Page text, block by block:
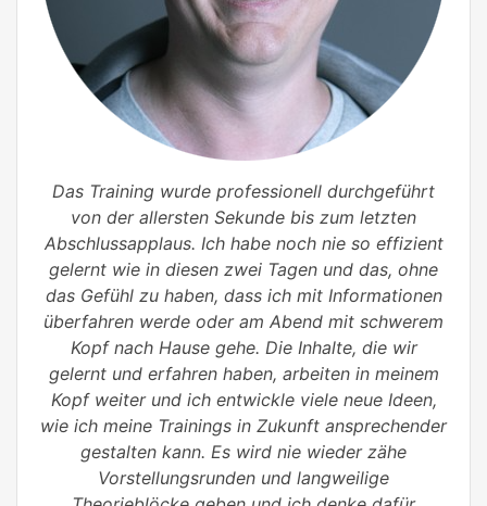
Das Training wurde professionell durchgeführt
von der allersten Sekunde bis zum letzten
Abschlussapplaus. Ich habe noch nie so effizient
gelernt wie in diesen zwei Tagen und das, ohne
das Gefühl zu haben, dass ich mit Informationen
überfahren werde oder am Abend mit schwerem
Kopf nach Hause gehe. Die Inhalte, die wir
gelernt und erfahren haben, arbeiten in meinem
Kopf weiter und ich entwickle viele neue Ideen,
wie ich meine Trainings in Zukunft ansprechender
gestalten kann. Es wird nie wieder zähe
Vorstellungsrunden und langweilige